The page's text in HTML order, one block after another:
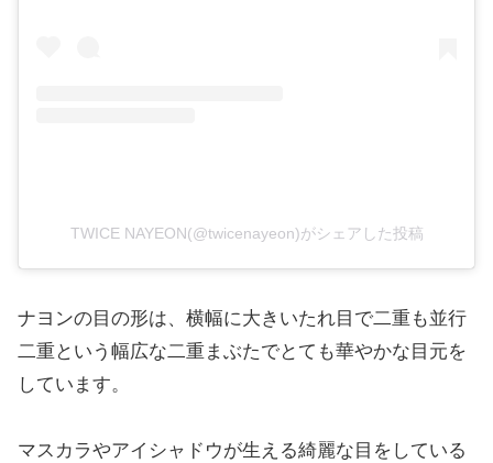
TWICE NAYEON(@twicenayeon)がシェアした投稿
ナヨンの目の形は、横幅に大きいたれ目で二重も並行
二重という幅広な二重まぶたでとても華やかな目元を
しています。
マスカラやアイシャドウが生える綺麗な目をしている